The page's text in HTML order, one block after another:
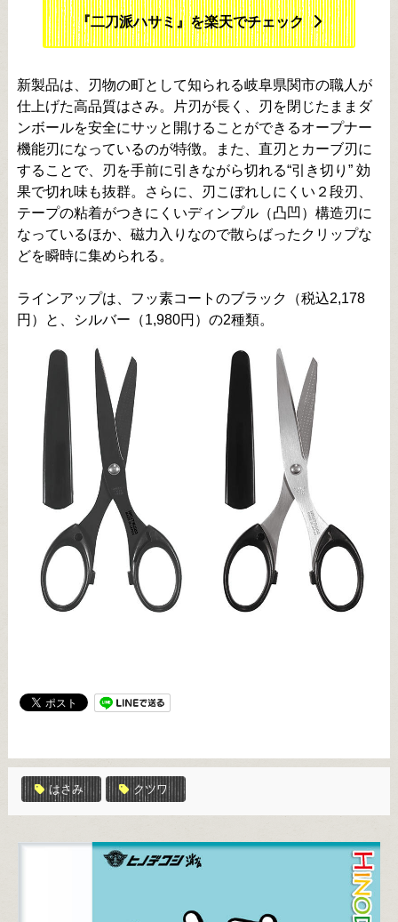
『二刀派ハサミ』を楽天でチェック
新製品は、刃物の町として知られる岐阜県関市の職人が
仕上げた高品質はさみ。片刃が長く、刃を閉じたままダ
ンボールを安全にサッと開けることができるオープナー
機能刃になっているのが特徴。また、直刃とカーブ刃に
することで、刃を手前に引きながら切れる“引き切り” 効
果で切れ味も抜群。さらに、刃こぼれしにくい２段刃、
テープの粘着がつきにくいディンプル（凸凹）構造刃に
なっているほか、磁力入りなので散らばったクリップな
どを瞬時に集められる。
ラインアップは、フッ素コートのブラック（税込2,178
円）と、シルバー（1,980円）の2種類。
はさみ クツワ